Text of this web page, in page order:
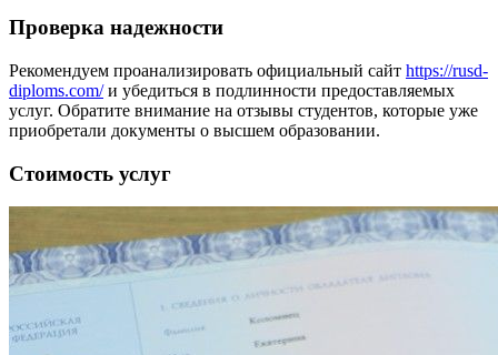
Проверка надежности
Рекомендуем проанализировать официальный сайт https://rusd-
diploms.com/и убедиться в подлинности предоставляемых
услуг. Обратите внимание на отзывы студентов, которые уже
приобретали документы о высшем образовании.
Стоимость услуг